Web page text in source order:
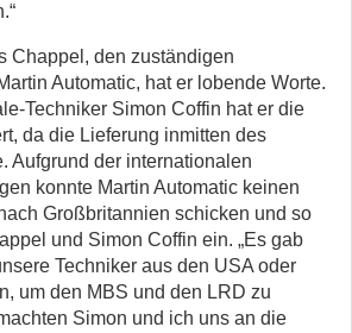
Chappel, den zuständigen
Automatic, hat er lobende Worte.
Techniker Simon Coffin hat er die
da die Lieferung inmitten des
Aufgrund der internationalen
konnte Martin Automatic keinen
Großbritannien schicken und so
und Simon Coffin ein. „Es gab
Techniker aus den USA oder
um den MBS und den LRD zu
Simon und ich uns an die